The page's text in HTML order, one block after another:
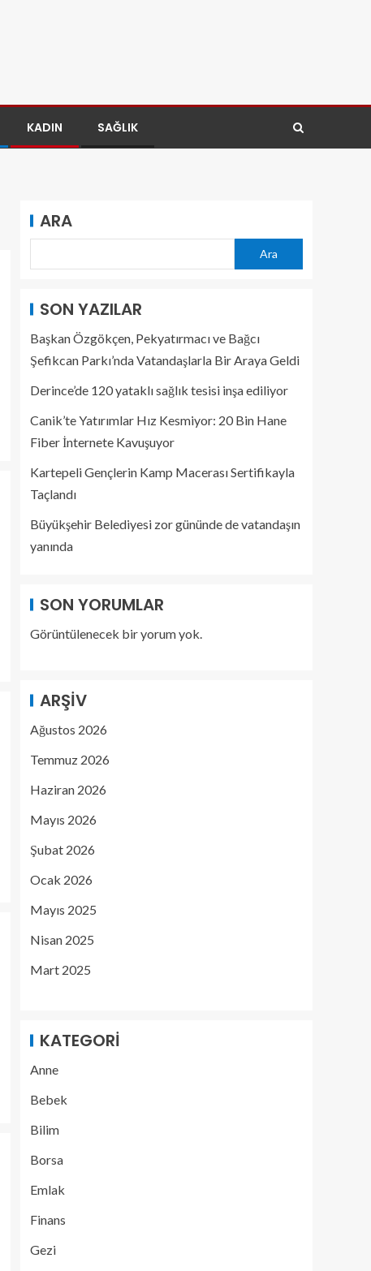
KADIN SAĞLIK
ARA
Ara
SON YAZILAR
Başkan Özgökçen, Pekyatırmacı ve Bağcı
Şefikcan Parkı’nda Vatandaşlarla Bir Araya Geldi
Derince’de 120 yataklı sağlık tesisi inşa ediliyor
Canik’te Yatırımlar Hız Kesmiyor: 20 Bin Hane
Fiber İnternete Kavuşuyor
Kartepeli Gençlerin Kamp Macerası Sertifikayla
Taçlandı
Büyükşehir Belediyesi zor gününde de vatandaşın
yanında
SON YORUMLAR
Görüntülenecek bir yorum yok.
ARŞIV
Ağustos 2026
Temmuz 2026
Haziran 2026
Mayıs 2026
Şubat 2026
Ocak 2026
Mayıs 2025
Nisan 2025
Mart 2025
KATEGORI
Anne
Bebek
Bilim
Borsa
Emlak
Finans
Gezi